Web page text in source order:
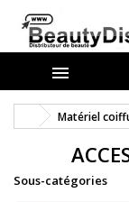

Matériel
Sous-catégories